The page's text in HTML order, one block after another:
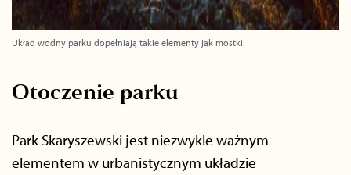
Układ wodny parku dopełniają takie elementy jak mostki.
Otoczenie parku
Park Skaryszewski jest niezwykle ważnym
elementem w urbanistycznym układzie